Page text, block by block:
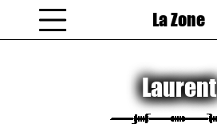
La Zone
Laurent